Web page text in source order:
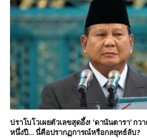
ปราโบโวเผยตัวเลขสุดอึ้ง! ‘ดานันตารา’ กว
หนึ่งปี… นี่คือปรากฏการณ์หรือกลยุทธ์ลับ?